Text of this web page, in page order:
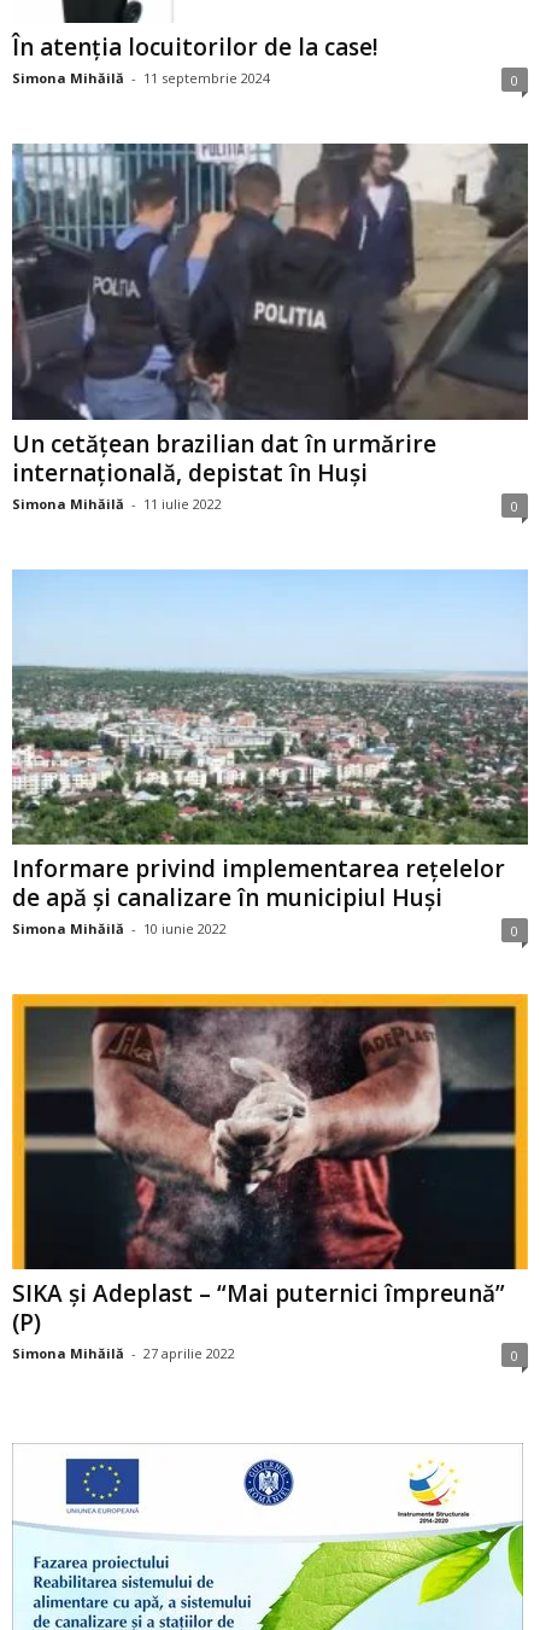
În atenția locuitorilor de la case!
Simona Mihăilă - 11 septembrie 2024 0
Un cetățean brazilian dat în urmărire
internațională, depistat în Huși
Simona Mihăilă - 11 iulie 2022 0
Informare privind implementarea rețelelor
de apă și canalizare în municipiul Huși
Simona Mihăilă - 10 iunie 2022 0
SIKA și Adeplast – “Mai puternici împreună”
(P)
Simona Mihăilă - 27 aprilie 2022 0